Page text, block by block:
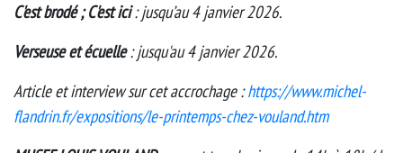
C'est brodé ; C'est ici: jusqu’au 4 janvier 2026.
Verseuse et écuelle: jusqu'au 4 janvier 2026.
Article et interview sur cet accrochage :https://www.michel-
flandrin.fr/expositions/le-printemps-chez-vouland.htm